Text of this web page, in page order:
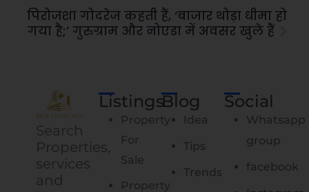
पिरोजशा गोदरेज कहती हैं, ‘बाजार थोड़ा धीमा हो
गया है;’ गुरुग्राम और नोएडा में अवसर खुले हैं
Search
Properties,
services
and
Listings
Property
For
Sale
Property
Blog
Idea
Tips
Trends
Social
Whatsapp
group
facebook